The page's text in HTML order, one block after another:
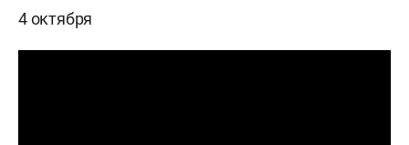
4 октября